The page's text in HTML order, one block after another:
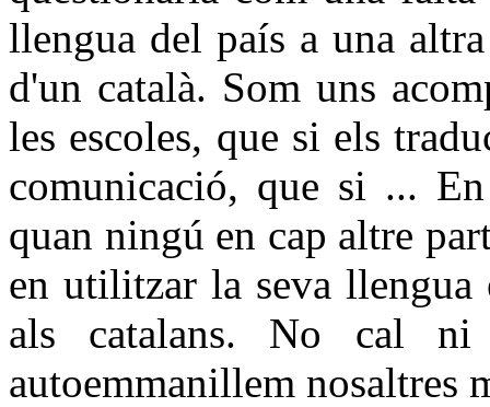
llengua del país a una
d'un català. Som uns
les escoles, que si els
comunicació, que si ...
quan ningú en cap altre
en utilitzar la seva llengua
als catalans. No cal
autoemmanillem nosaltres